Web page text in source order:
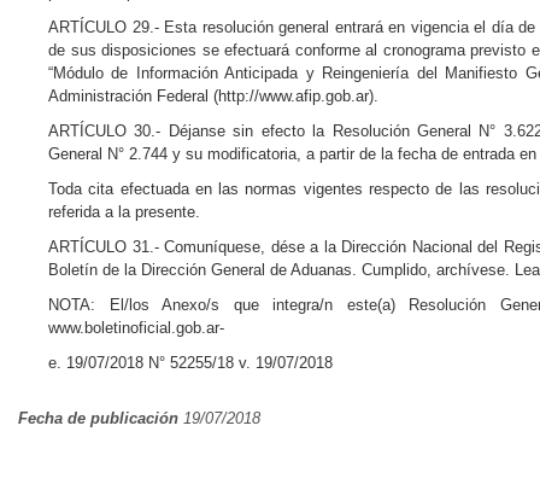
ARTÍCULO 29.- Esta resolución general entrará en vigencia el día
de sus disposiciones se efectuará conforme al cronograma previsto
“Módulo de Información Anticipada y Reingeniería del Manifiesto
Administración Federal (http://www.afip.gob.ar).
ARTÍCULO 30.- Déjanse sin efecto la Resolución General N°
General N° 2.744 y su modificatoria, a partir de la fecha de entrada
Toda cita efectuada en las normas vigentes respecto de las
referida a la presente.
ARTÍCULO 31.- Comuníquese, dése a la Dirección Nacional del
Boletín de la Dirección General de Aduanas. Cumplido, archívese.
NOTA: El/los Anexo/s que integra/n este(a) Resolución
www.boletinoficial.gob.ar-
e. 19/07/2018 N° 52255/18 v. 19/07/2018
Fecha de publicación 19/07/2018